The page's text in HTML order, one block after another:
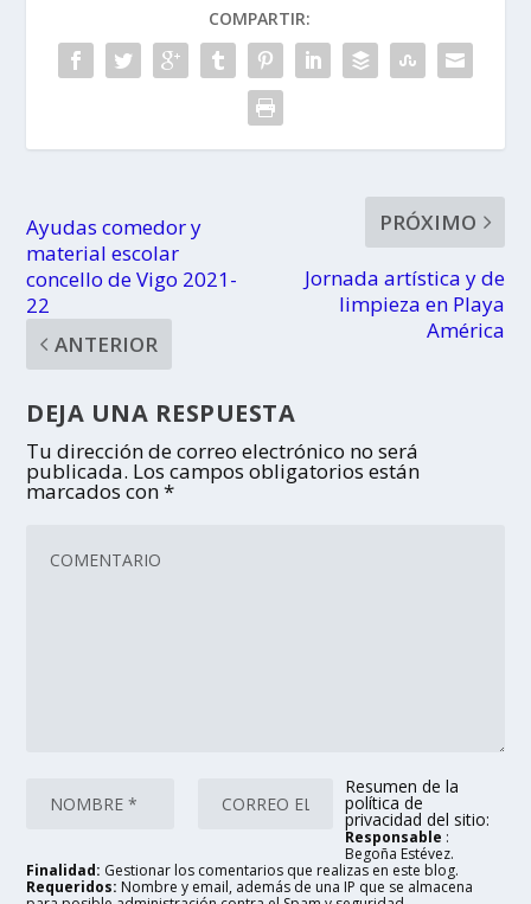
COMPARTIR:
Ayudas comedor y
material escolar
concello de Vigo 2021-
22
ANTERIOR
PRÓXIMO
Jornada artística y de
limpieza en Playa
América
DEJA UNA RESPUESTA
Tu dirección de correo electrónico no será
publicada. Los campos obligatorios están
marcados con*
Resumen de la
política de
privacidad del sitio:
Responsable :
Begoña Estévez.
Finalidad: Gestionar los comentarios que realizas en este blog.
Requeridos: Nombre y email, además de una IP que se almacena